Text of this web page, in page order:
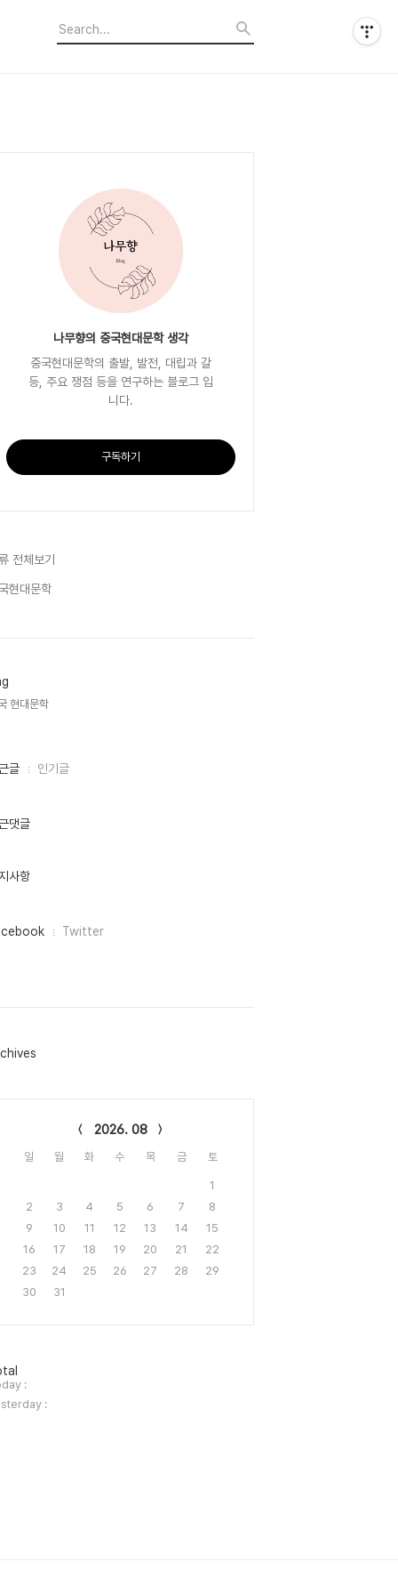
나무향의 중국현대문학 생각
중국현대문학의 출발, 발전, 대립과 갈
등, 주요 쟁점 등을 연구하는 블로그 입
니다.
구독하기
전체보기
현대문학
현대문학,
글 인기글
댓글
사항
Twitter
2026. 08
일 월 화 수 목 금 토
1
2
3 4 5 6 7
8
9
10 11 12 13 14
15
16
17 18 19 20 21
22
23
24 25 26 27 28
29
30
31
:
: